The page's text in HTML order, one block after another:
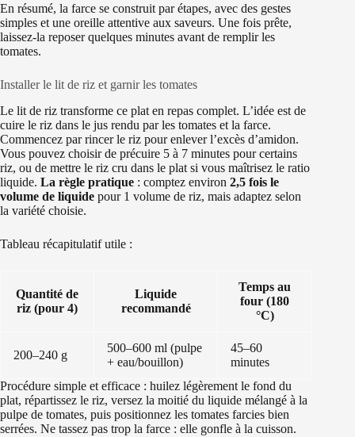
En résumé, la farce se construit par étapes, avec des gestes
simples et une oreille attentive aux saveurs. Une fois prête,
laissez-la reposer quelques minutes avant de remplir les
tomates.
Installer le lit de riz et garnir les tomates
Le lit de riz transforme ce plat en repas complet. L’idée est de
cuire le riz dans le jus rendu par les tomates et la farce.
Commencez par rincer le riz pour enlever l’excès d’amidon.
Vous pouvez choisir de précuire 5 à 7 minutes pour certains
riz, ou de mettre le riz cru dans le plat si vous maîtrisez le ratio
liquide. La règle pratique : comptez environ 2,5 fois le
volume de liquide pour 1 volume de riz, mais adaptez selon
la variété choisie.
Tableau récapitulatif utile :
Quantité de
riz (pour 4)
Liquide
recommandé
Temps au
four (180
°C)
200–240 g
500–600 ml (pulpe
+ eau/bouillon)
45–60
minutes
Procédure simple et efficace : huilez légèrement le fond du
plat, répartissez le riz, versez la moitié du liquide mélangé à la
pulpe de tomates, puis positionnez les tomates farcies bien
serrées. Ne tassez pas trop la farce : elle gonfle à la cuisson.